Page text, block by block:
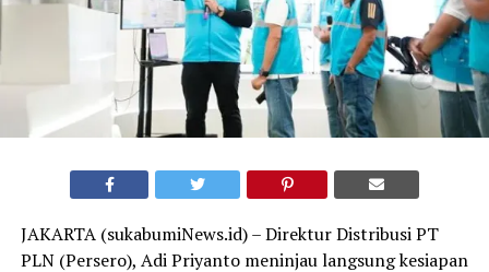
JAKARTA (sukabumiNews.id) – Direktur Distribusi PT
PLN (Persero), Adi Priyanto meninjau langsung kesiapan